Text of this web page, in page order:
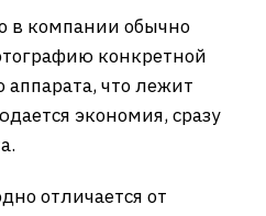
в компании обычно
конкретной
аппарата, что лежит
экономия, сразу
отличается от